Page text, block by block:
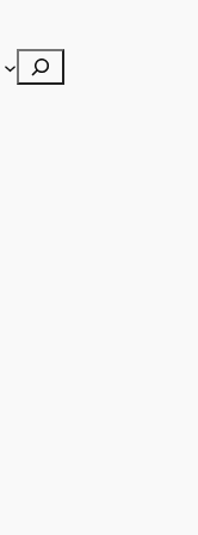
Rechercher